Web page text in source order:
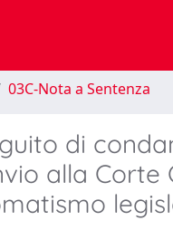
03C-Nota a Sentenza
di
alla